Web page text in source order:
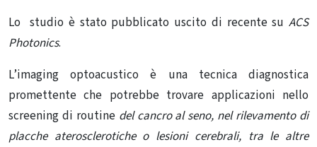
Lo studio è stato pubblicato uscito di recente su ACS
Photonics.
L’imaging optoacustico è una tecnica diagnostica
promettente che potrebbe trovare applicazioni nello
screening di routine del cancro al seno, nel rilevamento di
placche aterosclerotiche o lesioni cerebrali, tra le altre